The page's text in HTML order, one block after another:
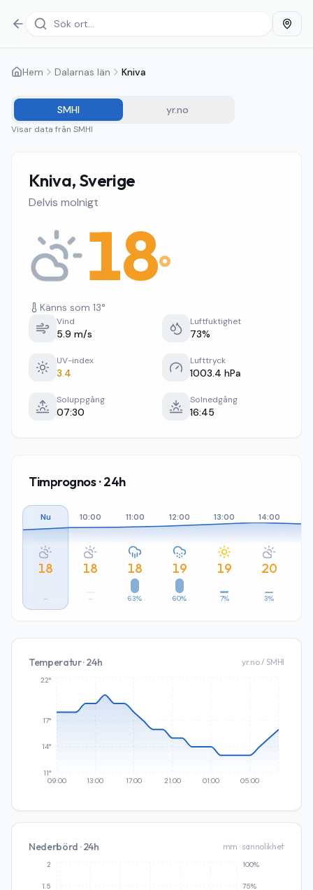
Hem Dalarnas län Kniva
SMHI yr.no
Visar data från SMHI
Kniva, Sverige
Delvis molnigt
18°
Känns som 13°
Vind
5.9 m/s
Luftfuktighet
73%
UV-index
3.4
Lufttryck
1003.4 hPa
Soluppgång
07:30
Solnedgång
16:45
Timprognos · 24h
Nu
18
–
10:00
18
–
11:00
18
63%
12:00
19
60%
13:00
19
7%
14:00
20
3%
Temperatur · 24h yr.no / SMHI
09:00 13:00 17:00 21:00 01:00 05:00
11°
14°
17°
22°
Nederbörd · 24h mm · sannolikhet
1.5
2
75%
100%